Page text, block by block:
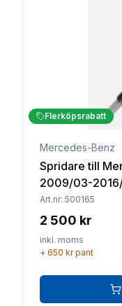
Flerköpsrabatt
Mercedes-Benz
Spridare till
2009/03-2016/
Art.nr: 500165
2 500 kr
inkl. moms
+ 650 krpant